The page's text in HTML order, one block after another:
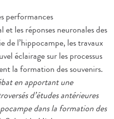
performances
les réponses neuronales des
de l’hippocampe, les travaux
éclairage sur les processus
la formation des souvenirs.
en apportant une
d’études antérieures
dans la formation des